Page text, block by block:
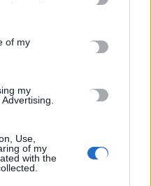
of my
my
Use,
of my
with the